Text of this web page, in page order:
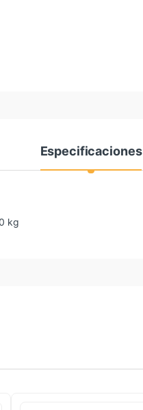
Especificaciones
kg